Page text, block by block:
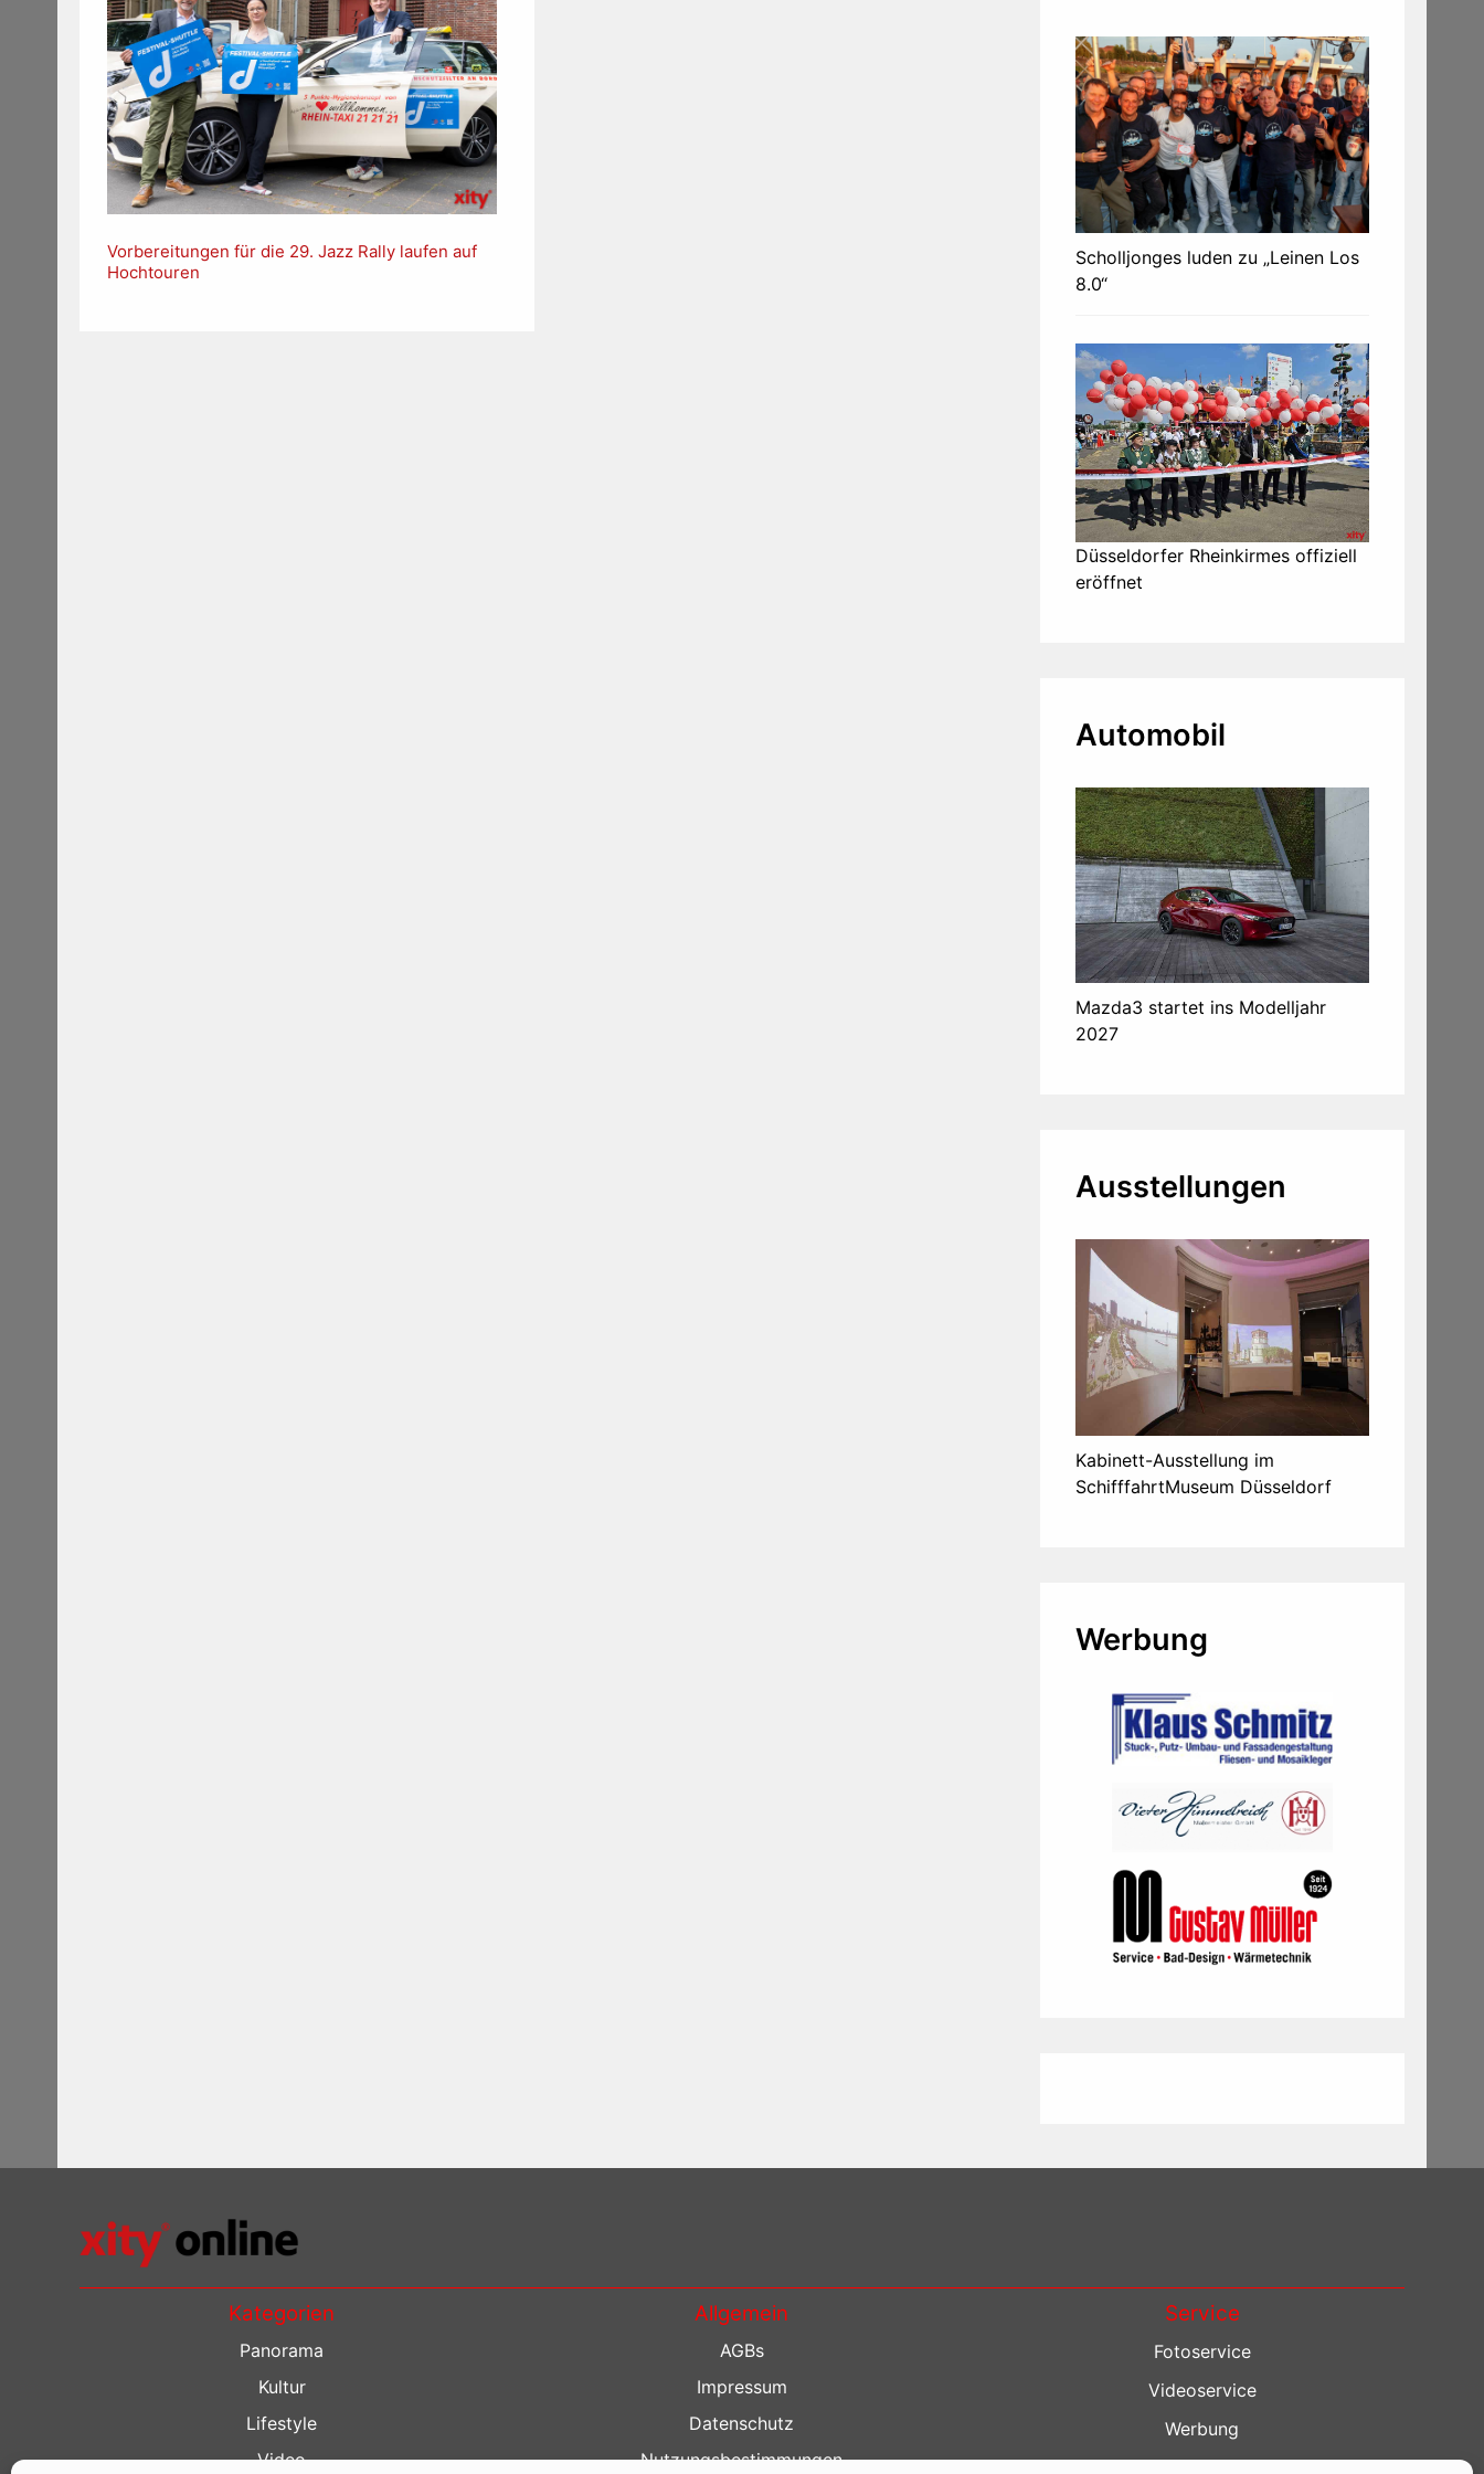
Vorbereitungen für die 29. Jazz Rally laufen auf
Hochtouren
Scholljonges luden zu „Leinen Los
8.0“
Düsseldorfer Rheinkirmes offiziell
eröffnet
Automobil
Mazda3 startet ins Modelljahr
2027
Ausstellungen
Kabinett-Ausstellung im
SchifffahrtMuseum Düsseldorf
Werbung
Kategorien
Panorama
Kultur
Lifestyle
Video
Allgemein
AGBs
Impressum
Datenschutz
Nutzungsbestimmungen
Service
Fotoservice
Videoservice
Werbung